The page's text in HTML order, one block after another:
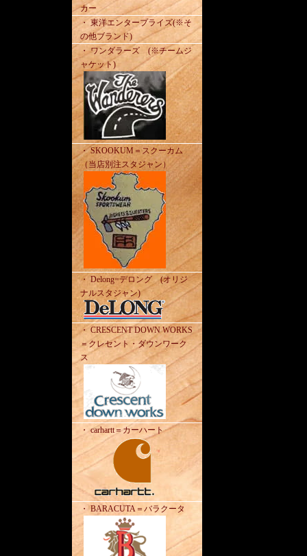
カー
・ 東洋エンタープライズ(※そ
の他ブランド)
・ ワンダラーズ (※チームジ
ャケット)
・ SKOOKUM＝スクーカム
（当店別注スタジャン）
・ Delong=デロング (オリジ
ナルスタジャン)
・ CRESCENT DOWN WORKS
＝クレセント・ダウンワーク
ス
・ carhartt＝カーハート
・ BARACUTA＝バラクータ